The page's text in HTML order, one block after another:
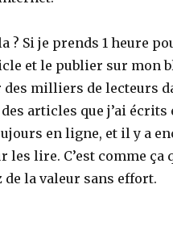
? Si je prends 1 heure
et le publier sur mon
des milliers de lecteurs
articles que j’ai écrits
en ligne, et il y a
les lire. C’est comme ça
de la valeur sans effort.